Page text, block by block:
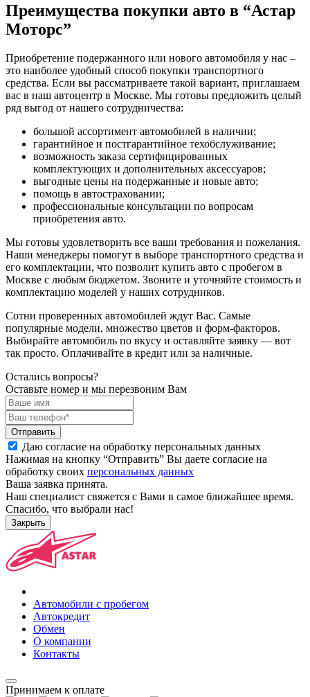
Преимущества покупки авто в “Астар
Моторс”
Приобретение подержанного или нового автомобиля у нас –
это наиболее удобный способ покупки транспортного
средства. Если вы рассматриваете такой вариант, приглашаем
вас в наш автоцентр в Москве. Мы готовы предложить целый
ряд выгод от нашего сотрудничества:
большой ассортимент автомобилей в наличии;
гарантийное и постгарантийное техобслуживание;
возможность заказа сертифицированных
комплектующих и дополнительных аксессуаров;
выгодные цены на подержанные и новые авто;
помощь в автостраховании;
профессиональные консультации по вопросам
приобретения авто.
Мы готовы удовлетворить все ваши требования и пожелания.
Наши менеджеры помогут в выборе транспортного средства и
его комплектации, что позволит купить авто с пробегом в
Москве с любым бюджетом. Звоните и уточняйте стоимость и
комплектацию моделей у наших сотрудников.
Сотни проверенных автомобилей ждут Вас. Самые
популярные модели, множество цветов и форм-факторов.
Выбирайте автомобиль по вкусу и оставляйте заявку — вот
так просто. Оплачивайте в кредит или за наличные.
Остались вопросы?
Оставьте номер и мы перезвоним Вам
Отправить
Даю согласие на обработку персональных данных
Нажимая на кнопку “Отправить” Вы даете согласие на
обработку своих персональных данных
Ваша заявка принята.
Наш специалист свяжется с Вами в самое ближайшее время.
Спасибо, что выбрали нас!
Закрыть
Автомобили с пробегом
Автокредит
Обмен
О компании
Контакты
Принимаем к оплате